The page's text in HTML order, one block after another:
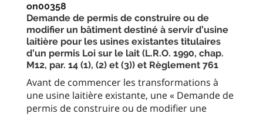
on00358
Demande de permis de construire ou de
modifier un bâtiment destiné à servir d’usine
laitière pour les usines existantes titulaires
d’un permis Loi sur le lait (L.R.O. 1990, chap.
M12, par. 14 (1), (2) et (3)) et Règlement 761
Avant de commencer les transformations à
une usine laitière existante, une « Demande de
permis de construire ou de modifier une